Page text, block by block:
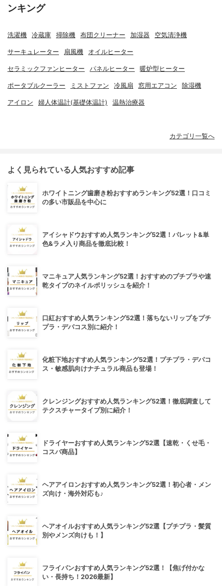
ンキング
洗濯機 冷蔵庫 掃除機 布団クリーナー 加湿器 空気清浄機
サーキュレーター 扇風機 オイルヒーター
セラミックファンヒーター パネルヒーター 暖炉型ヒーター
ポータブルクーラー ミストファン 冷風扇 窓用エアコン 除湿機
アイロン 婦人体温計(基礎体温計) 温熱治療器
カテゴリ一覧へ
よく見られている人気おすすめ記事
ホワイトニング歯磨き粉おすすめランキング52選！口コミ
の多い市販品を中心に
アイシャドウおすすめ人気ランキング52選！パレット&単
色&ラメ入り商品を徹底比較！
マニキュア人気ランキング52選！おすすめのプチプラや速
乾タイプのネイルポリッシュを紹介！
口紅おすすめ人気ランキング52選！落ちないリップをプチ
プラ・デパコス別に紹介！
化粧下地おすすめ人気ランキング52選！プチプラ・デパコ
ス・敏感肌向けナチュラル商品も登場！
クレンジングおすすめ人気ランキング52選！徹底調査して
テクスチャータイプ別に紹介！
ドライヤーおすすめ人気ランキング52選【速乾・くせ毛・
コスパ商品】
ヘアアイロンおすすめ人気ランキング52選！初心者・メン
ズ向け・海外対応も♪
ヘアオイルおすすめ人気ランキング52選【プチプラ・髪質
別やメンズ向けも！】
フライパンおすすめ人気ランキング52選！【焦げ付かな
い・長持ち！2026最新】